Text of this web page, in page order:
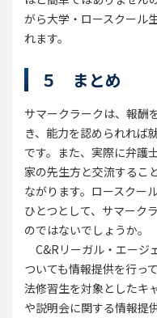
がら大学・ロースクール
れます。
５ まとめ
サマークラークは、報酬
き、能力を認められれば
です。また、実際に弁護
家の先生方と交流するこ
ながります。ロースクー
ひとつとして、サマーク
のではないでしょうか。
C&Rリーガル・エージ
ついても情報提供を行っ
法修習生を対象としたキ
や説明会に関する情報提